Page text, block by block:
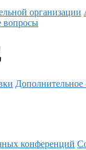
организации
вопросы
Дополнительное
конференций